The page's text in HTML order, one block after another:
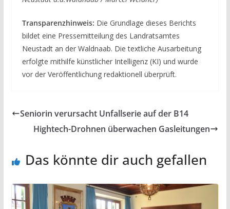
Transparenzhinweis: Die Grundlage dieses Berichts
bildet eine Pressemitteilung des Landratsamtes
Neustadt an der Waldnaab. Die textliche Ausarbeitung
erfolgte mithilfe künstlicher Intelligenz (KI) und wurde
vor der Veröffentlichung redaktionell überprüft.
Seniorin verursacht Unfallserie auf der B14
Hightech-Drohnen überwachen Gasleitungen
Das könnte dir auch gefallen